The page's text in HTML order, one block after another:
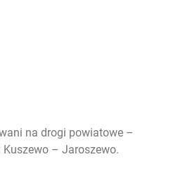
na drogi powiatowe –
– Jaroszewo.